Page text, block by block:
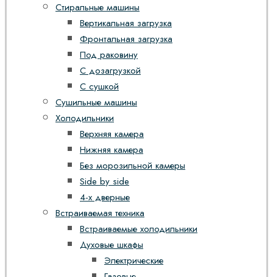
Стиральные машины
Вертикальная загрузка
Фронтальная загрузка
Под раковину
С дозагрузкой
С сушкой
Сушильные машины
Холодильники
Верхняя камера
Нижняя камера
Без морозильной камеры
Side by side
4-х дверные
Встраиваемая техника
Встраиваемые холодильники
Духовые шкафы
Электрические